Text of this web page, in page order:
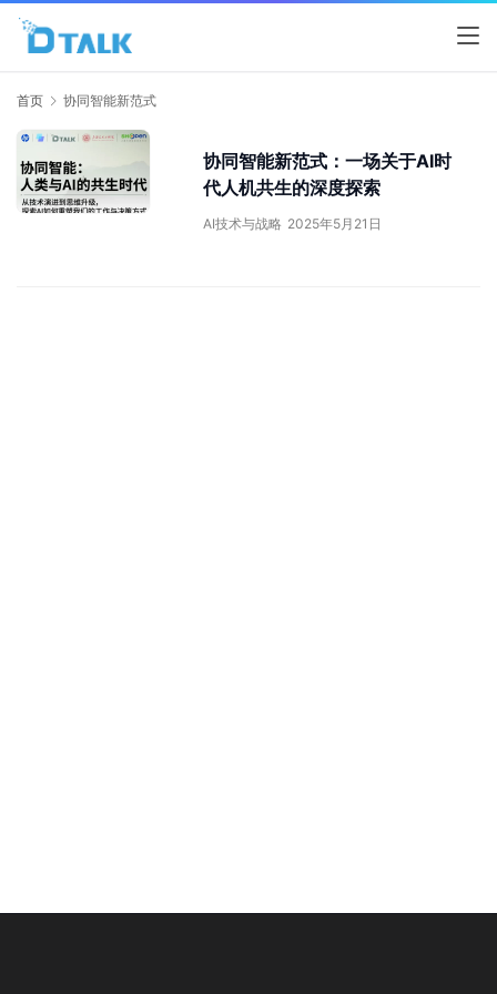
首页 协同智能新范式
协同智能新范式：一场关于AI时
代人机共生的深度探索
AI技术与战略 2025年5月21日